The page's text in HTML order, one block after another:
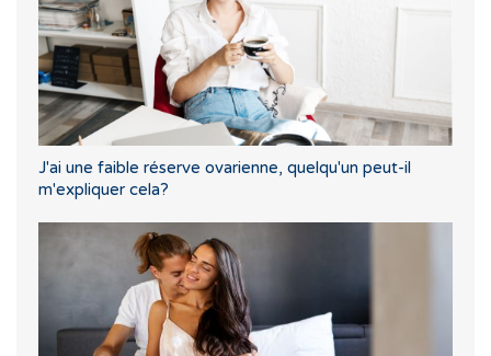
J'ai une faible réserve ovarienne, quelqu'un peut-il
m'expliquer cela?